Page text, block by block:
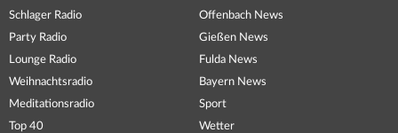
Schlager Radio
Party Radio
Lounge Radio
Weihnachtsradio
Meditationsradio
Top 40
Offenbach News
Gießen News
Fulda News
Bayern News
Sport
Wetter